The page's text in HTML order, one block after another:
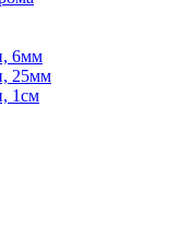
6мм
25мм
1см